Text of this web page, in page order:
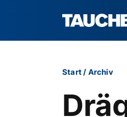
Start/ Archiv